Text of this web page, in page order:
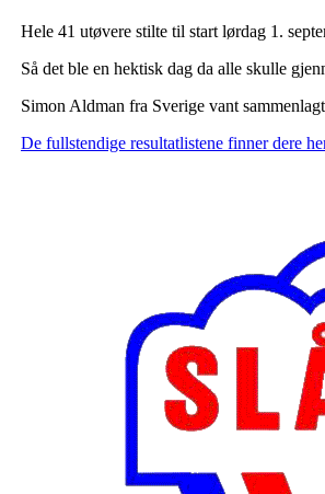
Hele 41 utøvere stilte til start lørdag 1.
Så det ble en hektisk dag da alle skulle
Simon Aldman fra Sverige vant
De fullstendige resultatlistene finner dere